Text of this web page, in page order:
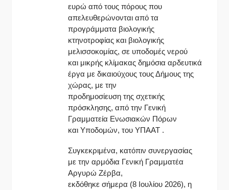
ευρώ από τους πόρους που
απελευθερώνονται από τα
προγράμματα βιολογικής
κτηνοτροφίας και βιολογικής
μελισσοκομίας, σε υποδομές νερού
και μικρής κλίμακας δημόσια αρδευτικά
έργα με δικαιούχους τους Δήμους της
χώρας, με την
προδημοσίευση της σχετικής
πρόσκλησης, από την Γενική
Γραμματεία Ενωσιακών Πόρων
και Υποδομών, του ΥΠΑΑΤ .
Συγκεκριμένα, κατόπιν συνεργασίας
με την αρμόδια Γενική Γραμματέα
Αργυρώ Ζέρβα,
εκδόθηκε σήμερα (8 Ιουλίου 2026), η